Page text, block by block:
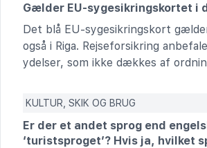
Gælder EU-sygesikringskortet i
Det blå EU-sygesikringskort
også i Riga. Rejseforsikring
ydelser, som ikke dækkes af
KULTUR, SKIK OG BRUG
Er der et andet sprog end
‘turistsproget’? Hvis ja, hvilket